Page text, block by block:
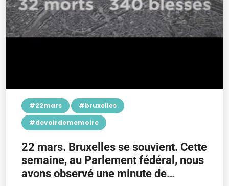
#22mars
#bruxelles
#devoirdememoire
22 mars. Bruxelles se souvient. Cette
semaine, au Parlement fédéral, nous
avons observé une minute de